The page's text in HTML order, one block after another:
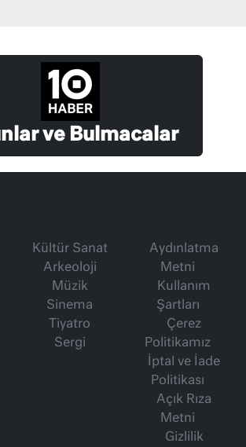
ve Bulmacalar
Kültür Sanat
Arkeoloji
Müzik
Sinema
Tiyatro
Sergi
Aydınlatma
Metni
Kullanım
Şartları
Çerez
Politikamız
İptal ve İade
Politikası
Açık Rıza
Metni
Gizlilik